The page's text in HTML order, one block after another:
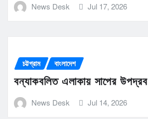
News Desk Jul 17, 2026
চট্টগ্রাম বাংলাদেশ
বন্যাকবলিত এলাকায় সাপের উপদ্রব
News Desk Jul 14, 2026